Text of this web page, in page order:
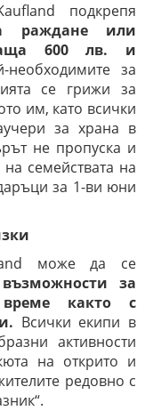
подкрепя
раждане или
600 лв. и
необходимите за
се грижи за
им, като всички
за храна в
не пропуска и
семействата на
за 1-ви юни
може да се
възможности за
време както с
Всички екипи в
активности
на открито и
редовно с